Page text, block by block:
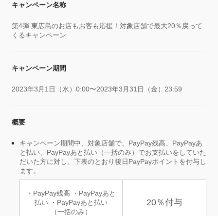
キャンペーン名称
第4弾 東広島のお店もお客も応援！対象店舗で最大20％戻って
くるキャンペーン
キャンペーン期間
2023年3月1日（水）0:00〜2023年3月31日（金）23:59
概要
キャンペーン期間中、対象店舗で、PayPay残高、PayPayあ
と払い、PayPayあと払い（一括のみ）でお支払いをしていた
だいた方に対し、下表のとおり後日PayPayポイントを付与し
ます。
・PayPay残高 ・PayPayあと
払い ・PayPayあと払い
（一括のみ）
20％付与